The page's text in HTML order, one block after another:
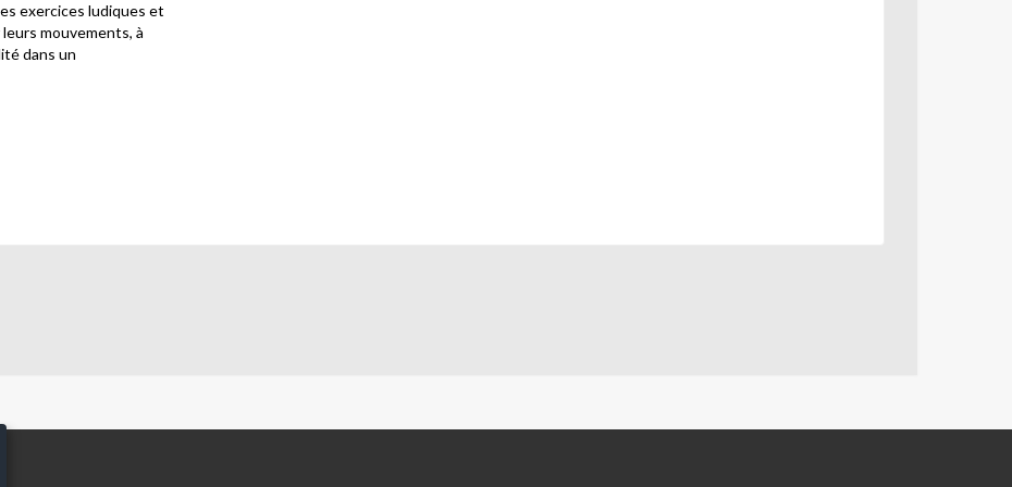
exercices ludiques et
mouvements, à
dans un